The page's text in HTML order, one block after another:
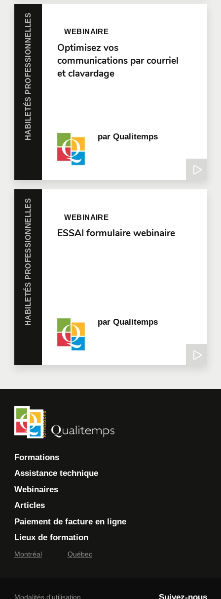
HABILETÉS PROFESSIONNELLES WEBINAIRE
Optimisez vos
communications par courriel
et clavardage
parQualitemps
HABILETÉS PROFESSIONNELLES WEBINAIRE
ESSAI formulaire webinaire
parQualitemps
Formations
Assistance technique
Webinaires
Articles
Paiement de facture en ligne
Lieux de formation
Montréal Québec
Modalités d'utilisation